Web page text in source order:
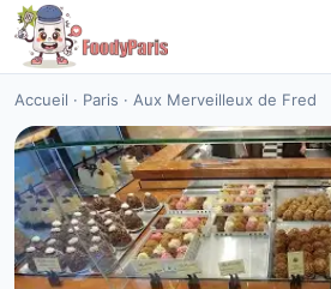
Accueil · Paris · Aux Merveilleux de Fred